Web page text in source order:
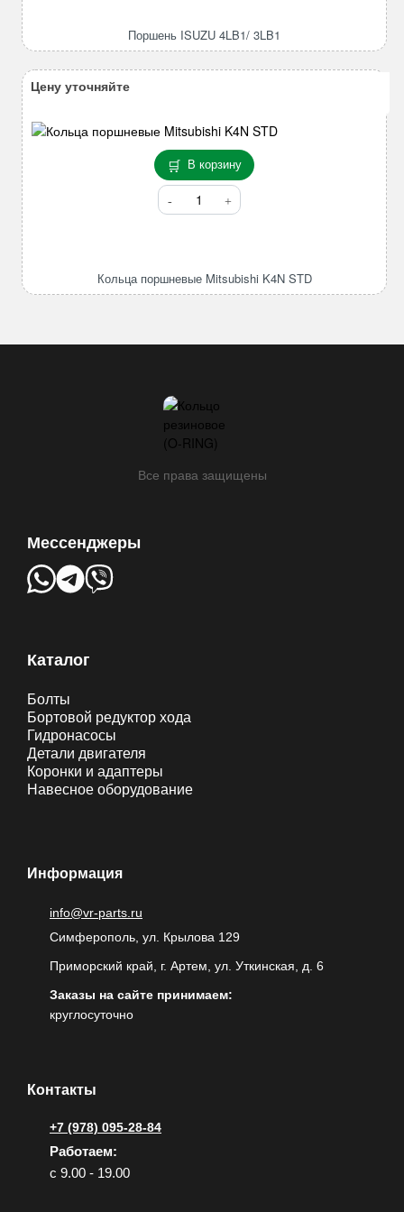
3LB1
Поршень ISUZU 4LB1/ 3LB1
В корзину
Количество
товара
K4N
Кольца поршневые Mitsubishi K4N STD
Цену уточняйте
Все права защищены
Мессенджеры
Каталог
Болты
Бортовой редуктор хода
Гидронасосы
Детали двигателя
Коронки и адаптеры
Навесное оборудование
Информация
info@vr-parts.ru
Симферополь, ул. Крылова 129
Приморский край, г. Артем, ул. Уткинская, д. 6
Заказы на сайте принимаем:
круглосуточно
Контакты
+7 (978) 095-28-84
Работаем:
с 9.00 - 19.00